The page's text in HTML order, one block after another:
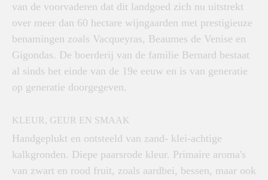
van de voorvaderen dat dit landgoed zich nu uitstrekt
over meer dan 60 hectare wijngaarden met prestigieuze
benamingen zoals Vacqueyras, Beaumes de Venise en
Gigondas. De boerderij van de familie Bernard bestaat
al sinds het einde van de 19e eeuw en is van generatie
op generatie doorgegeven.
KLEUR, GEUR EN SMAAK
Handgeplukt en ontsteeld van zand- klei-achtige
kalkgronden. Diepe paarsrode kleur. Primaire aroma's
van zwart en rood fruit, zoals aardbei, bessen, maar ook